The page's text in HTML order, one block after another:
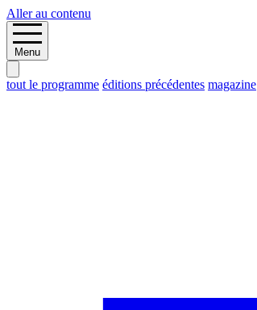
Aller au contenu
Menu
tout le programme éditions précédentes magazine